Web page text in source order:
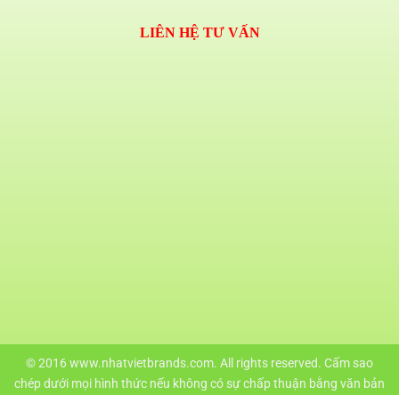
LIÊN HỆ TƯ VẤN
© 2016 www.nhatvietbrands.com. All rights reserved. Cấm sao
chép dưới mọi hình thức nếu không có sự chấp thuận bằng văn bản